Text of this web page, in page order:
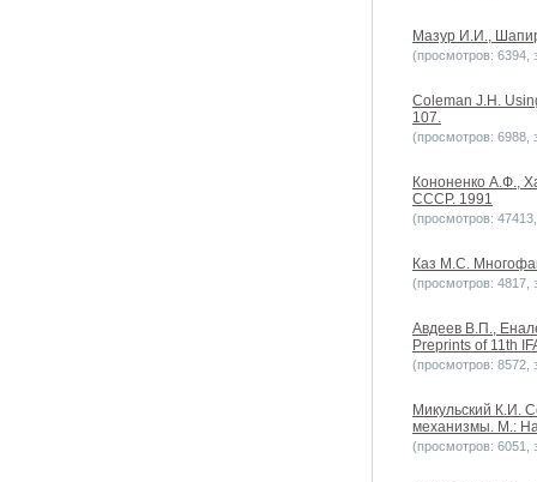
Мазур И.И.,
(просмотров: 6394,
Coleman J.H.
107.
(просмотров: 6988,
Кононенко А.Ф.,
СССР. 1991
(просмотров:
Каз М.С.
(просмотров: 4817,
Авдеев В.П.,
Preprints of 11th
(просмотров: 8572,
Микульский К.И.
механизмы. М.:
(просмотров: 6051,